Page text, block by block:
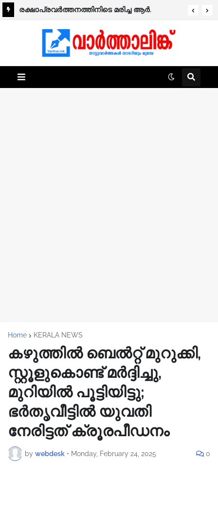
രക്ഷാപ്രവർത്തനത്തിനിടെ മരിച്ച ആർ.
ആംബുലൻസിൽ ഫ്രീസർ സംവിധാനം ഇല്ല.
Home KERALA NEWS
കഴുത്തിൽ ബെൽറ്റ് മുറുക്കി,
സ്റ്റൂളുകൊണ്ട് മർദ്ദിച്ചു,
മുറിയിൽ പൂട്ടിയിട്ടു;
ഭർതൃവീട്ടിൽ യുവതി
നേരിട്ടത് ക്രൂരപീഡനം
by webdesk • Monday, February 24, 2025 0